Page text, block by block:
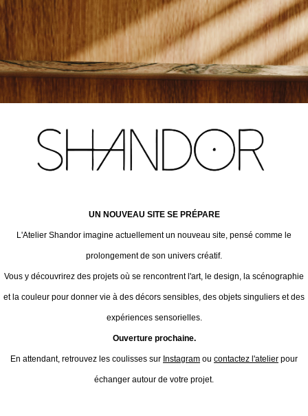
UN NOUVEAU SITE SE PRÉPARE
L'Atelier Shandor imagine actuellement un nouveau site, pensé comme le
prolongement de son univers créatif.
Vous y découvrirez des projets où se rencontrent l'art, le design, la scénographie
et la couleur pour donner vie à des décors sensibles, des objets singuliers et des
expériences sensorielles.
Ouverture prochaine.
En attendant, retrouvez les coulisses sur Instagram ou contactez l'atelier pour
échanger autour de votre projet.